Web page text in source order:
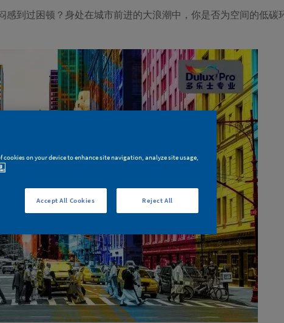
到过困顿？身处在城市前进的大浪潮中，你是否为空间的低碳
cookies on your device to enhance site navigation, analyze site usage,
.
Reject All
Accept All Cookies